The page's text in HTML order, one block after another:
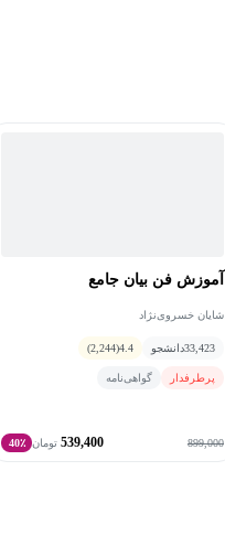
آموزش فن بیان جامع
شایان خسروی‌نژاد
33,423دانشجو 4.4
(2,244)
پرطرفدار گواهی‌نامه
899,000
539,400 تومان 40٪